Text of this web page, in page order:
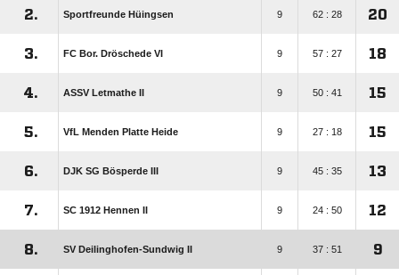
2. Sportfreunde Hüingsen 9 62 : 28 20
3. FC Bor. Dröschede VI 9 57 : 27 18
4. ASSV Letmathe II 9 50 : 41 15
5. VfL Menden Platte Heide 9 27 : 18 15
6. DJK SG Bösperde III 9 45 : 35 13
7. SC 1912 Hennen II 9 24 : 50 12
8. SV Deilinghofen-Sundwig II 9 37 : 51 9